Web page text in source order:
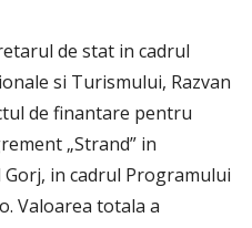
de stat in cadrul
si Turismului, Razvan
de finantare pentru
„Strand” in
in cadrul Programului
Valoarea totala a